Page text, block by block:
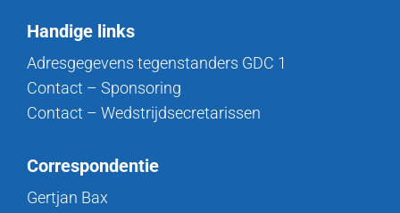
Handige links
Adresgegevens tegenstanders GDC 1
Contact – Sponsoring
Contact – Wedstrijdsecretarissen
Correspondentie
Gertjan Bax